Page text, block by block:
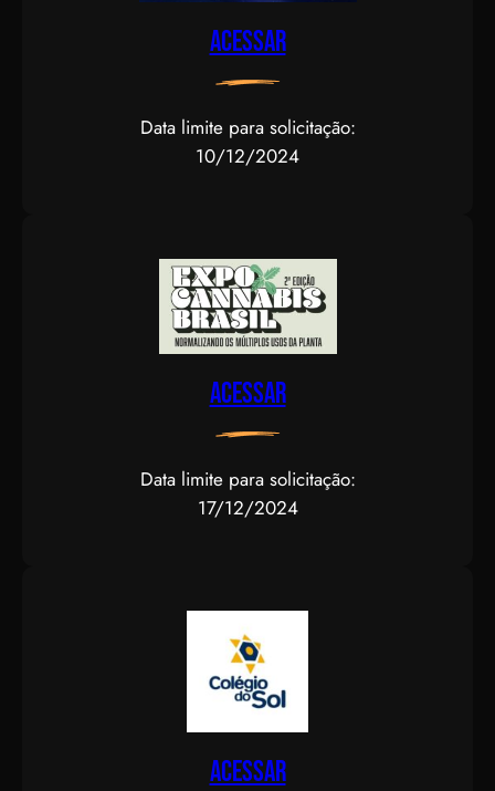
Acessar
Data limite para solicitação:
10/12/2024
Acessar
Data limite para solicitação:
17/12/2024
Acessar